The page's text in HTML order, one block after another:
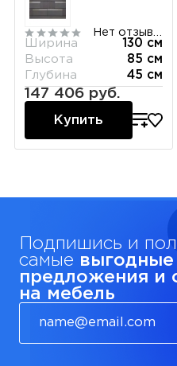
Ширина
130 см
Высота
85 см
Глубина
45 см
147 406 руб.
Купить
Подпишись и
самые выгодные
предложения и
на мебель